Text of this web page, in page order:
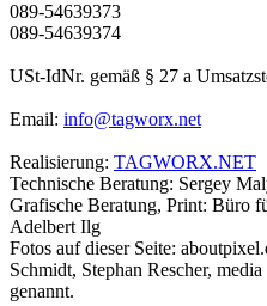
089-54639373
089-54639374
USt-IdNr. gemäß § 27 a
Email: info@tagworx.net
Realisierung: TAGWORX.NET
Technische Beratung: Sergey
Grafische Beratung, Print: Büro
Adelbert Ilg
Fotos auf dieser Seite:
Schmidt, Stephan Rescher,
genannt.